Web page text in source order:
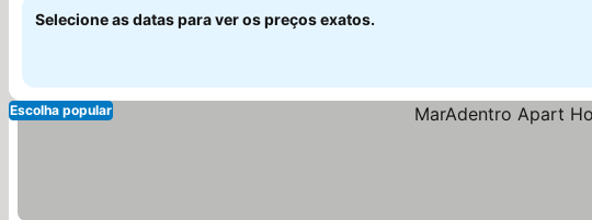
Selecione as datas para ver os preços exatos.
Escolha popular